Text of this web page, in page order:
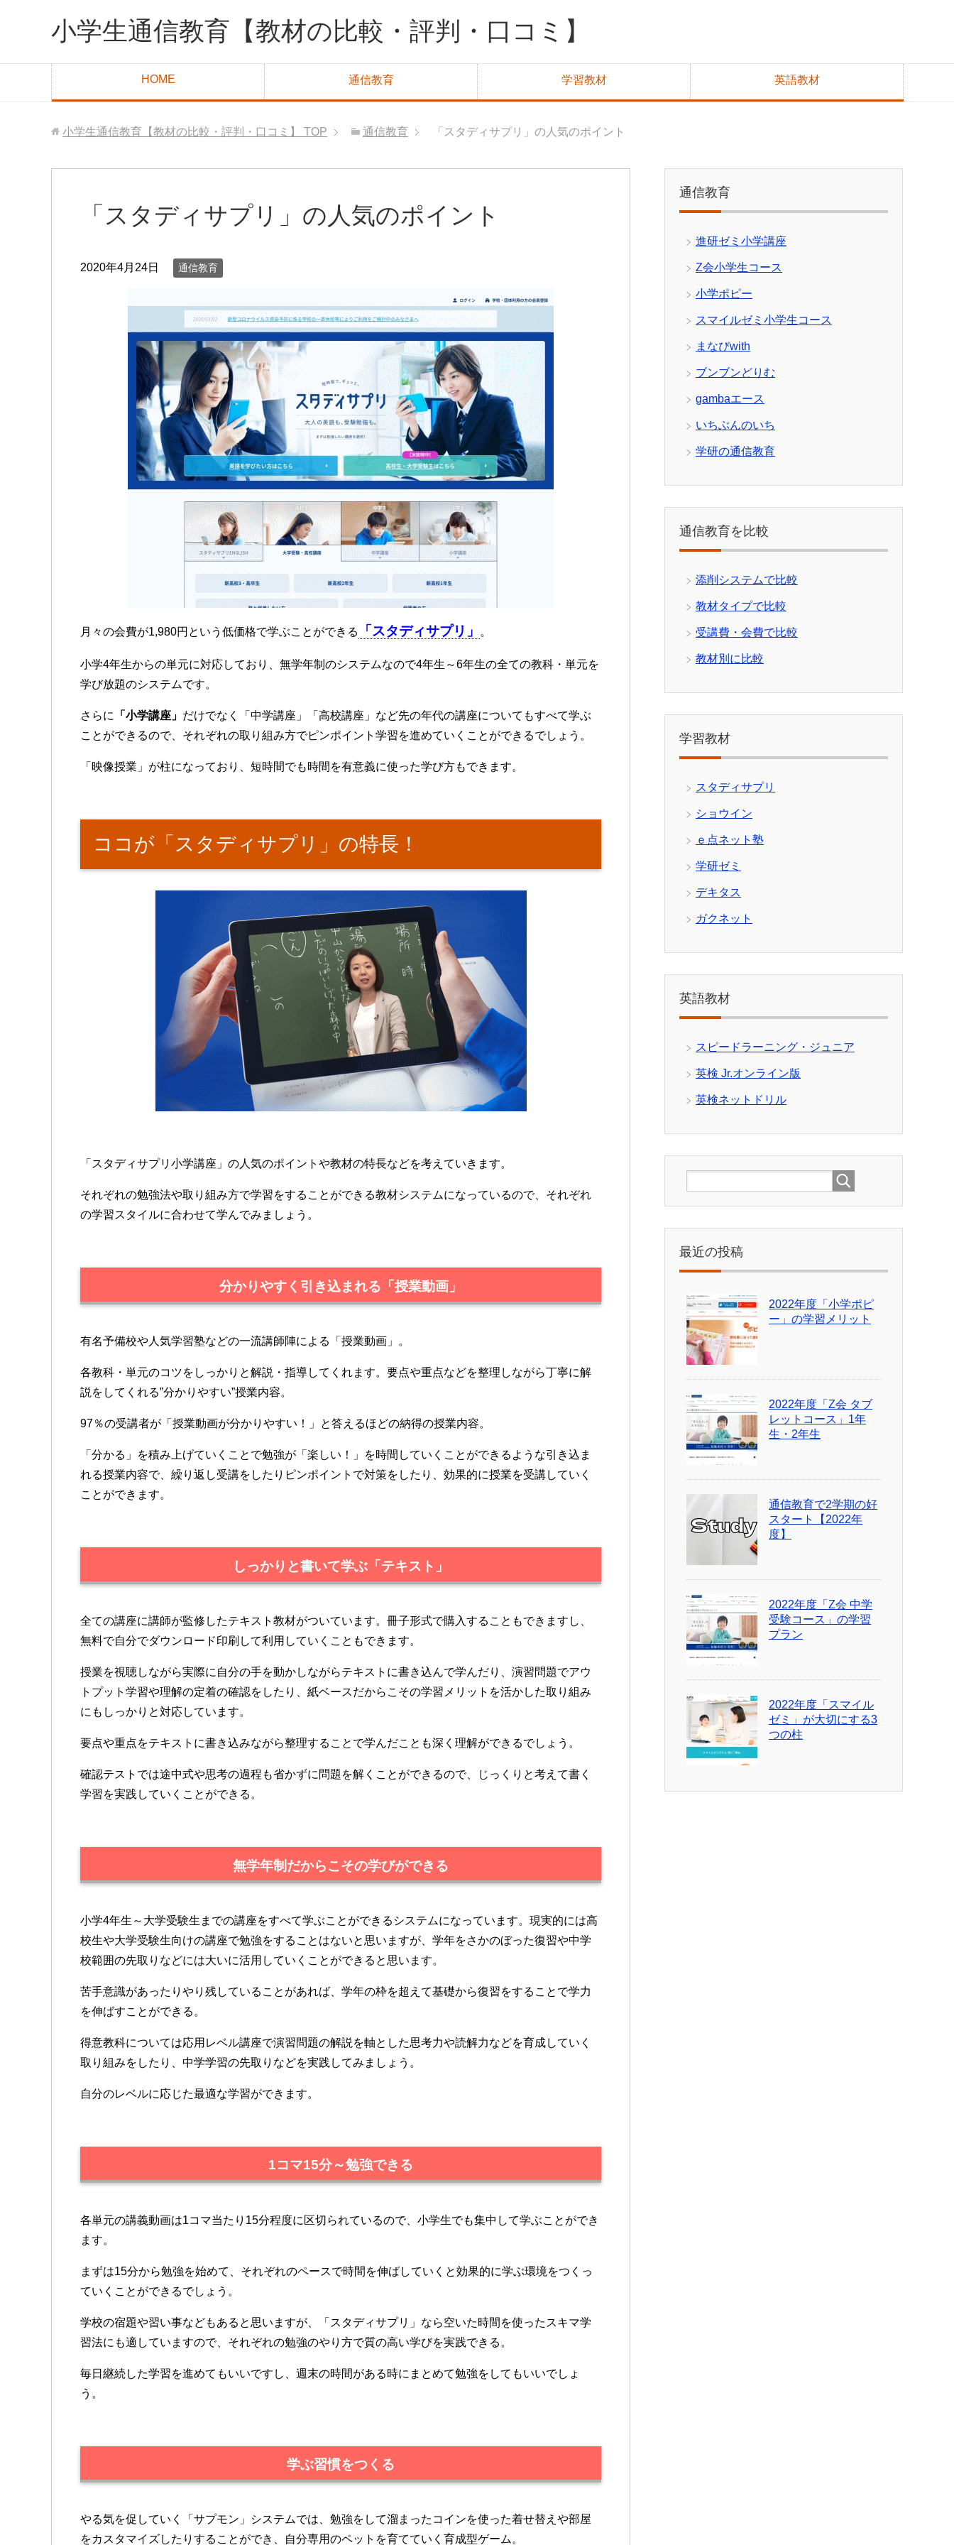
小学生通信教育【教材の比較・評判・口コミ】
HOME 通信教育 学習教材 英語教材
小学生通信教育【教材の比較・評判・口コミ】 TOP 通信教育 「スタディサプリ」の人気のポイント
「スタディサプリ」の人気のポイント
2020年4月24日 通信教育
月々の会費が1,980円という低価格で学ぶことができる 「スタディサプリ」 。
小学4年生からの単元に対応しており、無学年制のシステムなので4年生～6年生の全ての教科・単元を
学び放題のシステムです。
さらに 「小学講座」 だけでなく「中学講座」「高校講座」など先の年代の講座についてもすべて学ぶ
ことができるので、それぞれの取り組み方でピンポイント学習を進めていくことができるでしょう。
「映像授業」が柱になっており、短時間でも時間を有意義に使った学び方もできます。
ココが「スタディサプリ」の特長！
「スタディサプリ小学講座」の人気のポイントや教材の特長などを考えていきます。
それぞれの勉強法や取り組み方で学習をすることができる教材システムになっているので、それぞれ
の学習スタイルに合わせて学んでみましょう。
分かりやすく引き込まれる「授業動画」
有名予備校や人気学習塾などの一流講師陣による「授業動画」。
各教科・単元のコツをしっかりと解説・指導してくれます。要点や重点などを整理しながら丁寧に解
説をしてくれる”分かりやすい”授業内容。
97％の受講者が「授業動画が分かりやすい！」と答えるほどの納得の授業内容。
「分かる」を積み上げていくことで勉強が「楽しい！」を時間していくことができるような引き込ま
れる授業内容で、繰り返し受講をしたりピンポイントで対策をしたり、効果的に授業を受講していく
ことができます。
しっかりと書いて学ぶ「テキスト」
全ての講座に講師が監修したテキスト教材がついています。冊子形式で購入することもできますし、
無料で自分でダウンロード印刷して利用していくこともできます。
授業を視聴しながら実際に自分の手を動かしながらテキストに書き込んで学んだり、演習問題でアウ
トプット学習や理解の定着の確認をしたり、紙ベースだからこその学習メリットを活かした取り組み
にもしっかりと対応しています。
要点や重点をテキストに書き込みながら整理することで学んだことも深く理解ができるでしょう。
確認テストでは途中式や思考の過程も省かずに問題を解くことができるので、じっくりと考えて書く
学習を実践していくことができる。
無学年制だからこその学びができる
小学4年生～大学受験生までの講座をすべて学ぶことができるシステムになっています。現実的には高
校生や大学受験生向けの講座で勉強をすることはないと思いますが、学年をさかのぼった復習や中学
校範囲の先取りなどには大いに活用していくことができると思います。
苦手意識があったりやり残していることがあれば、学年の枠を超えて基礎から復習をすることで学力
を伸ばすことができる。
得意教科については応用レベル講座で演習問題の解説を軸とした思考力や読解力などを育成していく
取り組みをしたり、中学学習の先取りなどを実践してみましょう。
自分のレベルに応じた最適な学習ができます。
1コマ15分～勉強できる
各単元の講義動画は1コマ当たり15分程度に区切られているので、小学生でも集中して学ぶことができ
ます。
まずは15分から勉強を始めて、それぞれのペースで時間を伸ばしていくと効果的に学ぶ環境をつくっ
ていくことができるでしょう。
学校の宿題や習い事などもあると思いますが、「スタディサプリ」なら空いた時間を使ったスキマ学
習法にも適していますので、それぞれの勉強のやり方で質の高い学びを実践できる。
毎日継続した学習を進めてもいいですし、週末の時間がある時にまとめて勉強をしてもいいでしょ
う。
学ぶ習慣をつくる
やる気を促していく「サプモン」システムでは、勉強をして溜まったコインを使った着せ替えや部屋
をカスタマイズしたりすることができ、自分専用のペットを育てていく育成型ゲーム。
通信教育
進研ゼミ小学講座
Z会小学生コース
小学ポピー
スマイルゼミ小学生コース
まなびwith
ブンブンどりむ
gambaエース
いちぶんのいち
学研の通信教育
通信教育を比較
添削システムで比較
教材タイプで比較
受講費・会費で比較
教材別に比較
学習教材
スタディサプリ
ショウイン
ｅ点ネット塾
学研ゼミ
デキタス
ガクネット
英語教材
スピードラーニング・ジュニア
英検 Jr.オンライン版
英検ネットドリル
最近の投稿
2022年度「小学ポピ
ー」の学習メリット
2022年度「Z会 タブ
レットコース」1年
生・2年生
通信教育で2学期の好
スタート【2022年
度】
2022年度「Z会 中学
受験コース」の学習
プラン
2022年度「スマイル
ゼミ」が大切にする3
つの柱